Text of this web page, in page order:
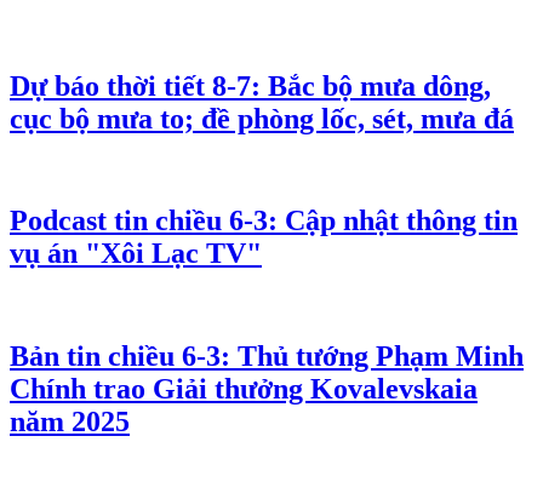
Dự báo thời tiết 8-7: Bắc bộ mưa dông,
cục bộ mưa to; đề phòng lốc, sét, mưa đá
Podcast tin chiều 6-3: Cập nhật thông tin
vụ án "Xôi Lạc TV"
Bản tin chiều 6-3: Thủ tướng Phạm Minh
Chính trao Giải thưởng Kovalevskaia
năm 2025